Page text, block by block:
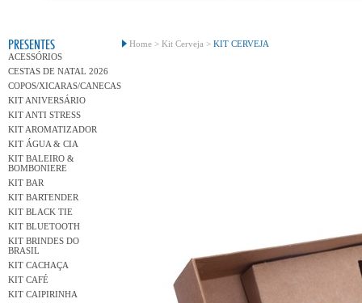
PRESENTES
ACESSÓRIOS
CESTAS DE NATAL 2026
COPOS/XICARAS/CANECAS
KIT ANIVERSÁRIO
KIT ANTI STRESS
KIT AROMATIZADOR
KIT ÁGUA & CIA
KIT BALEIRO &
BOMBONIERE
KIT BAR
KIT BARTENDER
KIT BLACK TIE
KIT BLUETOOTH
KIT BRINDES DO
BRASIL
KIT CACHAÇA
KIT CAFÉ
KIT CAIPIRINHA
Home > Kit Cerveja > KIT CERVEJA